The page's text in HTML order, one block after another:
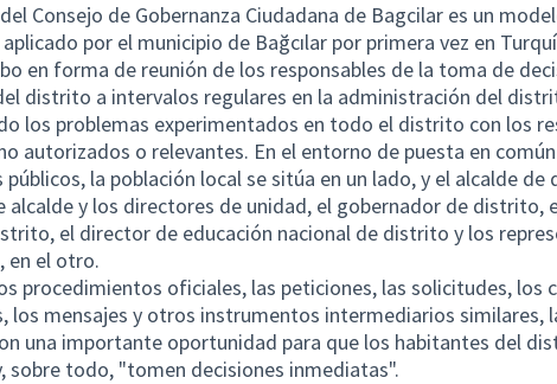
Consejo de Gobernanza Ciudadana de Bagcilar es un
por el municipio de Bağcılar por primera vez en
en forma de reunión de los responsables de la toma de
distrito a intervalos regulares en la administración del
los problemas experimentados en todo el distrito con los
autorizados o relevantes. En el entorno de puesta en
públicos, la población local se sitúa en un lado, y el alcalde
alcalde y los directores de unidad, el gobernador de distrito,
el director de educación nacional de distrito y los
en el otro.
procedimientos oficiales, las peticiones, las solicitudes, los
los mensajes y otros instrumentos intermediarios similares,
una importante oportunidad para que los habitantes del
sobre todo, "tomen decisiones inmediatas".